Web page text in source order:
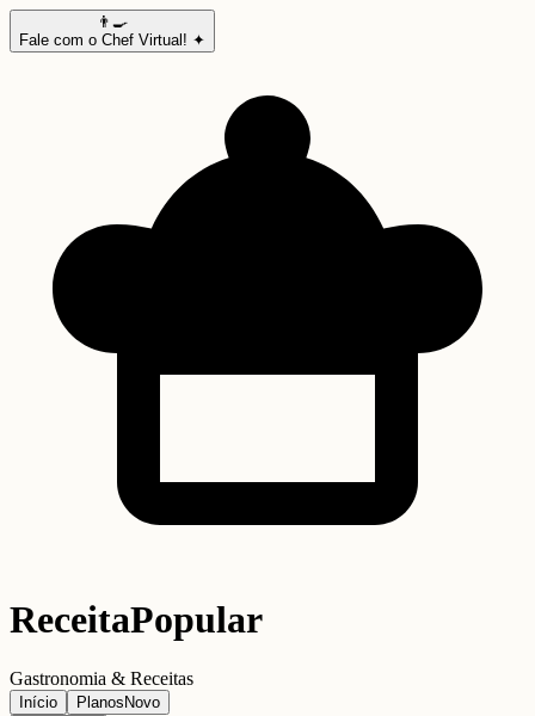
👨‍🍳
Fale com o Chef Virtual! ✦
ReceitaPopular
Gastronomia & Receitas
Início Planos Novo